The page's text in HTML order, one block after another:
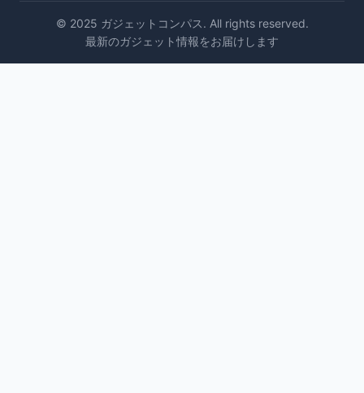
© 2025 ガジェットコンパス. All rights reserved.
最新のガジェット情報をお届けします